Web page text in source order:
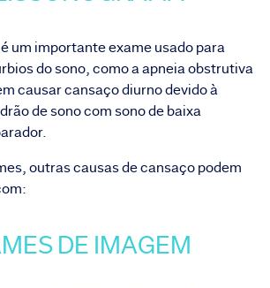
é um importante exame usado para
do sono, como a apneia obstrutiva
causar cansaço diurno devido à
de sono com sono de baixa
outras causas de cansaço podem
DE IMAGEM